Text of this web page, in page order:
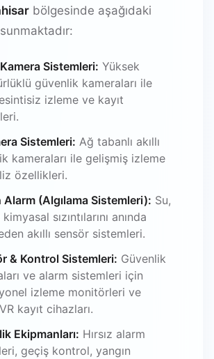
bölgesinde aşağıdaki
Sistemleri: Yüksek
güvenlik kameraları ile
izleme ve kayıt
Sistemleri: Ağ tabanlı akıllı
kameraları ile gelişmiş izleme
özellikleri.
Alarm (Algılama Sistemleri): Su,
sızıntılarını anında
akıllı sensör sistemleri.
& Kontrol Sistemleri: Güvenlik
ve alarm sistemleri için
izleme monitörleri ve
kayıt cihazları.
Ekipmanları: Hırsız alarm
geçiş kontrol, yangın